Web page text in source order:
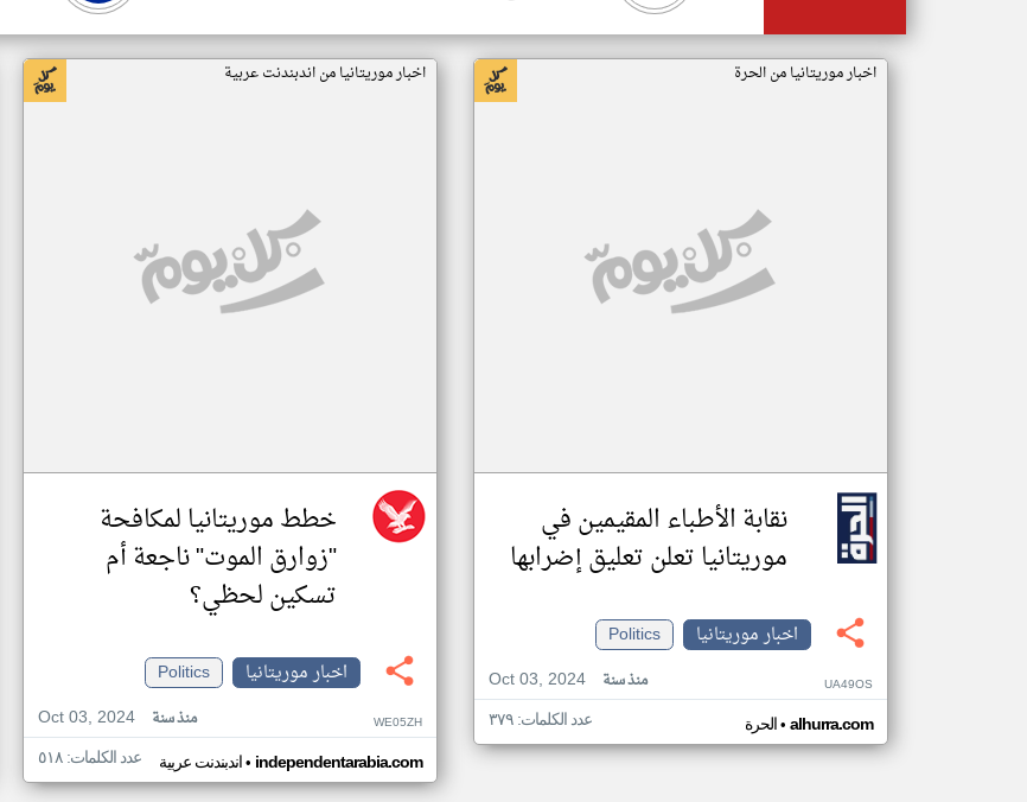
اخبار موريتانيا من الحرة
نقابة الأطباء المقيمين في
موريتانيا تعلن تعليق إضرابها
اخبار موريتانيا
Politics
Oct 03, 2024
منذ سنة UA49OS
الحرة• alhurra.com عدد الكلمات: ٣٧٩
اخبار موريتانيا من اندبندنت عربية
خطط موريتانيا لمكافحة
"زوارق الموت" ناجعة أم
تسكين لحظي؟
اخبار موريتانيا
Politics
Oct 03, 2024
منذ سنة WE05ZH
اندبندنت عربية• independentarabia.com عدد الكلمات: ٥١٨